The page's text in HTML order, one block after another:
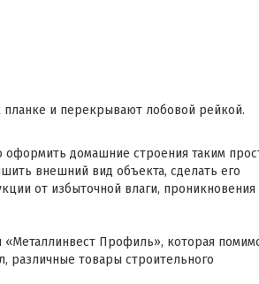
и перекрывают лобовой рейкой.
оформить домашние строения таким
внешний вид объекта, сделать его
от избыточной влаги, проникновения
«Металлинвест Профиль», которая
различные товары строительного